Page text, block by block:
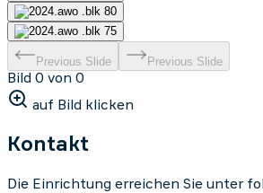
Previous Slide Previous Slide
Bild 0 von 0
auf Bild klicken
Kontakt
Die Einrichtung erreichen Sie unter